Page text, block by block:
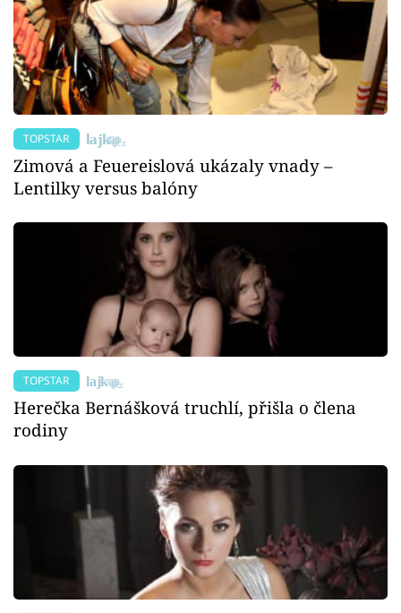
TOPSTAR
Zimová a Feuereislová ukázaly vnady –
Lentilky versus balóny
TOPSTAR
Herečka Bernášková truchlí, přišla o člena
rodiny